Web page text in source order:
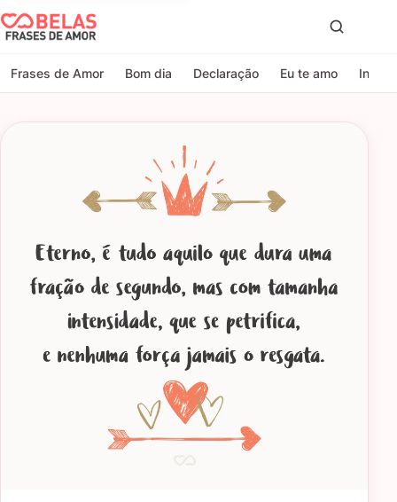
Belas Frases de Amor
Frases de Amor Bom dia Declaração Eu te amo